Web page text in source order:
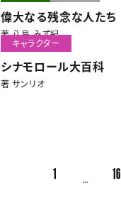
偉大なる残念な人たち
著 八島 みず紀
キャラクター
シナモロール大百科
著 サンリオ
1 16